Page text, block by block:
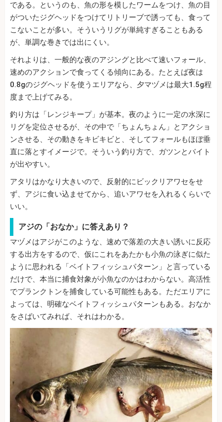
である。というのも、魚の形を模したワームをつけ、魚の目
がついたジグヘッドをつけてリトリーブで誘っても、食って
こないことが多い。そういうリグが単純すぎることもある
が、単調な巻きでは出にくい。
それよりは、一般的な夜のアジングと比べて速いフォール、
速めのアクションで食ってくる傾向にある。たとえば夜は
0.8gのジグヘッドを使うエリアなら、夕マヅメは最大1.5g程
度まで上げてみる。
釣り方は「レンジキープ」が基本。夜のように一定の水深に
リグを定位させるが、その中で「ちょんちょん」とアクショ
ンさせる、その動きをキビキビと、そしてフォールもほぼ垂
直に落とすイメージで。そういう釣り方で、ガツンとバイト
が出やすい。
アタリはかなり大きいので、反射的にビックリアワセをせ
ず、アジに食い込ませてから、追いアワセを入れるくらいで
いい。
アジの「おなか」に答えあり？
マヅメはアジがこのような、速めで落差の大きい誘いに反応
する出方をするので、仮にこれをあたかも小魚の泳ぎに似た
ように思われる「ベイトフィッシュパターン」と言っている
だけで、本当に捕食対象が小魚なのかはわからない。高活性
でプランクトンを捕食している可能性もある。ただエリアに
よっては、明確なベイトフィッシュパターンもある。おなか
をさばいてみれば、それはわかる。